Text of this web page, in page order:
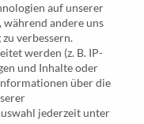
auf unserer
während andere uns
verbessern.
werden (z. B. IP-
und Inhalte oder
über die
jederzeit unter